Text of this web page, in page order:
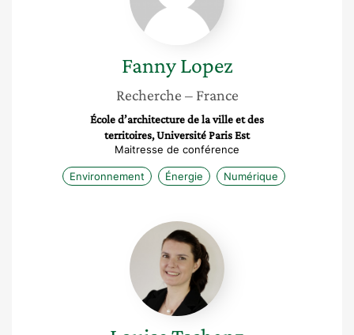
Fanny Lopez
Recherche – France
École d’architecture de la ville et des
territoires, Université Paris Est
Maitresse de conférence
Environnement Énergie Numérique
Louise
Tschanz